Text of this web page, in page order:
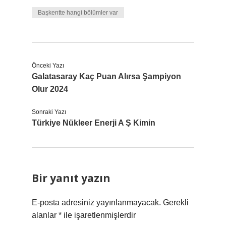
Başkentte hangi bölümler var
Önceki Yazı
Galatasaray Kaç Puan Alırsa Şampiyon
Olur 2024
Sonraki Yazı
Türkiye Nükleer Enerji A Ş Kimin
Bir yanıt yazın
E-posta adresiniz yayınlanmayacak. Gerekli
alanlar * ile işaretlenmişlerdir